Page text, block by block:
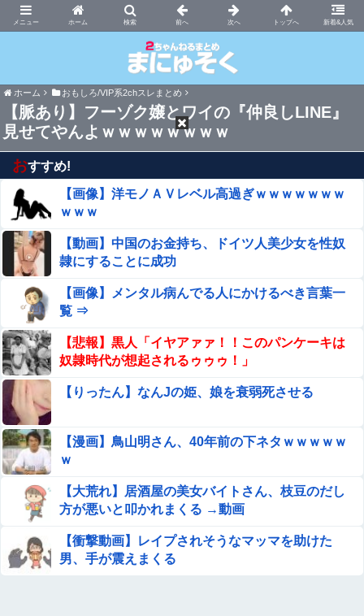
ホーム 新着&人気
まにゅそく 2chまとめニュース速報VIP
ホーム おもしろ/VIP系2chスレまとめ
【脈あり】フーゾク嬢とワイの『仲良しLINE』
見せてやんよｗｗｗｗｗｗｗｗ
おすすめ!
【画像】洋モノＡＶレベル高過ぎｗｗｗｗｗｗｗ
ｗｗｗ
【動画】中国のお金持ち、ドイツ人美少女を性奴
隷にすることに成功
【画像】メンタル病んでる人にかけるべき言葉一
覧 ⇒
【悲報】黒人「イヤアァァ！！このパンケーキは
奴隷時代が想起されるゥゥゥ！」
【りったん】なんJの姫、娘を衰弱死させる
【漫画】鳥山明さん、40年前の下ネタｗｗｗｗｗ
ｗ
【大荒れ】居酒屋の美女バイトさん、枝豆のだし
方が悪いと叩かれまくる →動画
【衝撃動画】レイプされそうなマッマを助けた
男、手が震えまくる